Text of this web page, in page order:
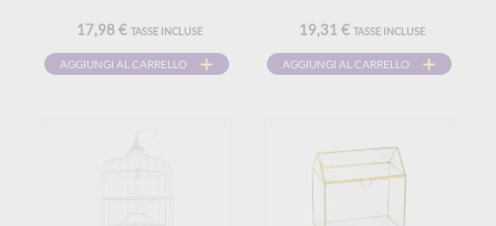
17,98 € TASSE INCLUSE
AGGIUNGI AL CARRELLO
19,31 € TASSE INCLUSE
AGGIUNGI AL CARRELLO